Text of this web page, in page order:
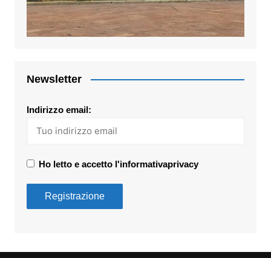
Newsletter
Indirizzo email:
Ho letto e accetto l'informativaprivacy